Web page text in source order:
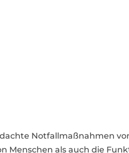
Notfallmaßnahmen
Menschen als auch die